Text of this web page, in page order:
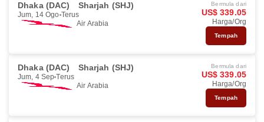
Dhaka (DAC) Sharjah (SHJ)
Jum, 14 Ogo Terus
Air Arabia
Bermula dari
US$ 339.05
Harga/Org
Tempah
Dhaka (DAC) Sharjah (SHJ)
Jum, 4 Sep Terus
Air Arabia
Bermula dari
US$ 339.05
Harga/Org
Tempah